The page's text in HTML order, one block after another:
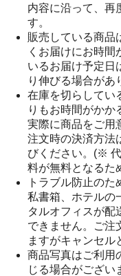
内容に沿って、再
す。
販売している商品
くお届けにお時間
いるお届け予定日
り伸びる場合があ
在庫を切らしてい
りもお時間がかか
実際に商品をご用
注文時の決済方法
びください。(※
料が無料となるた
トラブル防止の
私書箱、ホテルの
タルオフィスが配
できません。ご注
ますがキャンセル
商品写真はご利用
じる場合がござい